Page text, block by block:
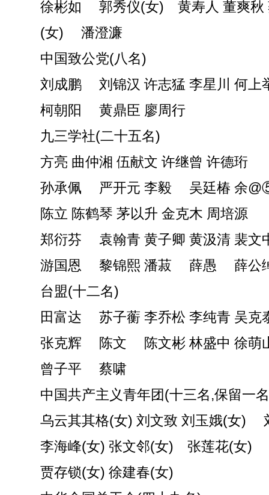
徐彬如 郭秀仪(女) 黄寿人 董爽秋
(女) 潘澄濂
中国致公党(八名)
刘成鹏 刘锦汉 许志猛 李星川 何上
柯朝阳 黄鼎臣 廖周行
九三学社(二十五名)
方亮 曲仲湘 伍献文 许继曾 许德珩
孙承佩 严开元 李毅 吴廷椿 余
陈立 陈鹤琴 茅以升 金克木 周培源
郑衍芬 袁翰青 黄子卿 黄汲清 裴文
游国恩 黎锦熙 潘菽 薛愚 薛公
台盟(十二名)
田富达 苏子蘅 李乔松 李纯青 吴克
张克辉 陈文 陈文彬 林盛中 徐萌
曾子平 蔡啸
中国共产主义青年团(十三名,保留一
乌云其其格(女) 刘文致 刘玉娥(女)
李海峰(女) 张文邻(女) 张莲花(女)
贾存锁(女) 徐建春(女)